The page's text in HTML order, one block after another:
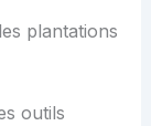
plantations
outils